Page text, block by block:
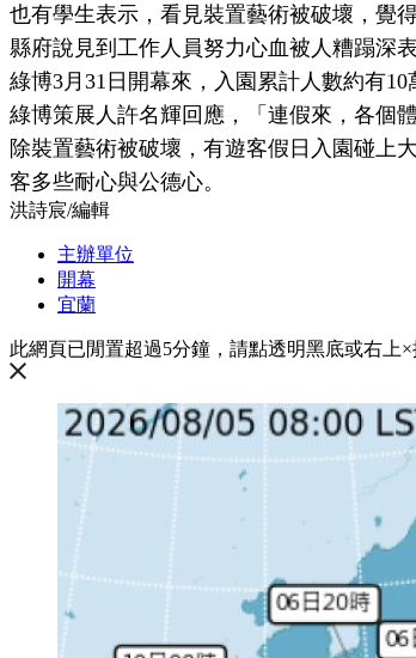
也有學生表示，看見裝置藝術被破壞，覺
縣府說見到工作人員努力心血被人糟蹋深
綠博3月31日開幕來，入園累計人數約有
綠博策展人許名輝回應，「連假來，各個
除裝置藝術被破壞，有遊客假日入園碰上
客多些耐心與公德心。
洪詩宸/編輯
主辦單位
開幕
宜蘭
此網頁已閒置超過5分鐘，請點透明黑底或右上